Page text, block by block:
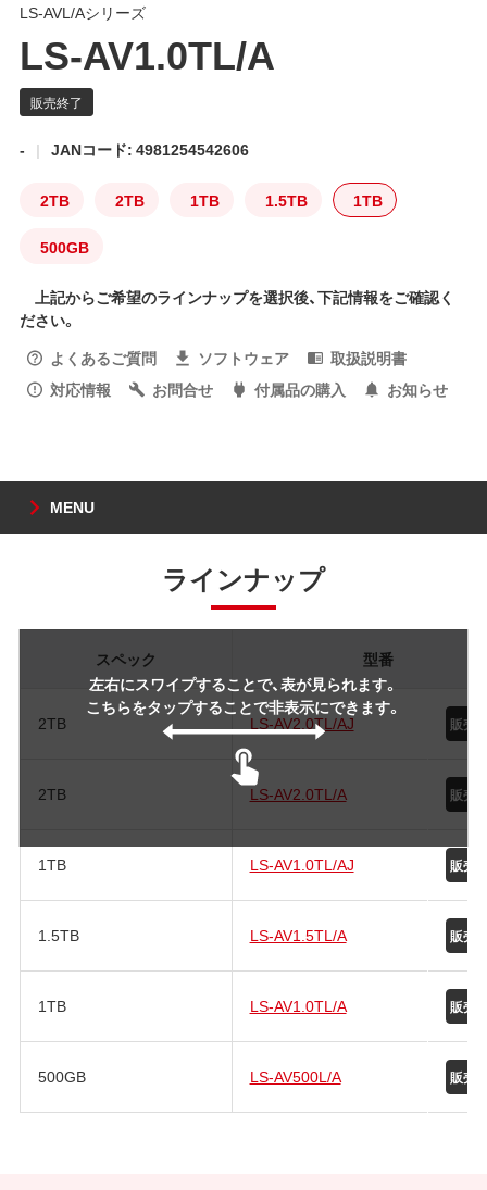
LS-AVL/Aシリーズ
LS-AV1.0TL/A
- JANコード: 4981254542606
2TB 2TB 1TB 1.5TB 1TB
500GB
上記からご希望のラインナップを選択後、下記情報をご確認く
ださい。
よくあるご質問
ソフトウェア
取扱説明書
対応情報
お問合せ 付属品の購入 お知らせ
MENU
ラインナップ
左右にスワイプすることで、表が見られます。
こちらをタップすることで非表示にできます。
スペック 型番
2TB LS-AV2.0TL/AJ
2TB LS-AV2.0TL/A
1TB LS-AV1.0TL/AJ
1.5TB LS-AV1.5TL/A
1TB LS-AV1.0TL/A
500GB LS-AV500L/A